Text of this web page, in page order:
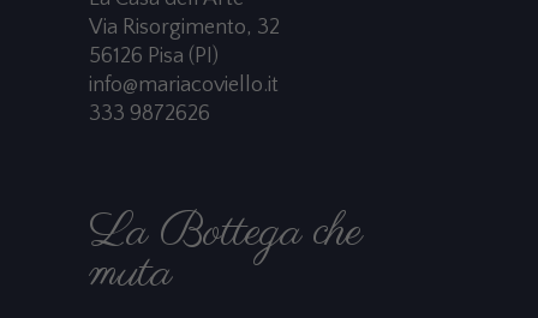
Via Risorgimento, 32
56126 Pisa (PI)
info@mariacoviello.it
333 9872626
La Bottega che
muta